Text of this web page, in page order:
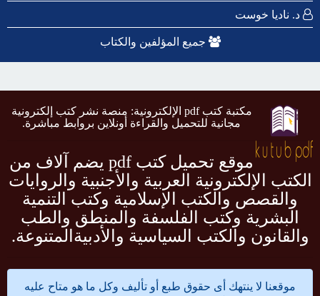
د. ناديا خوست
جميع المؤلفين والكتاب
مكتبة كتب pdf الإلكترونية: منصة نشر كتب إلكترونية
مجانية للتحميل والقراءة أونلاين بروابط مباشرة.
موقع تحميل كتب pdf يضم آلاف من
الكتب الإلكترونية العربية والأجنبية والروايات
والقصص والكتب الإسلامية وكتب التنمية
البشرية وكتب الفلسفة والمنطق والطب
والقانون والكتب السياسية والأدبيةالمتنوعة.
موقعنا لا ينتهك أى حقوق طبع أو تأليف وكل ما هو متاح عليه